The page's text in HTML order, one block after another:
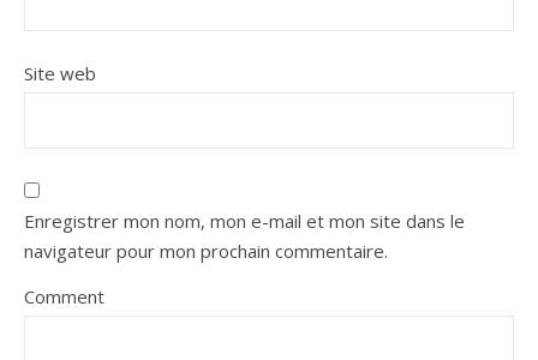
Site web
Enregistrer mon nom, mon e-mail et mon site dans le
navigateur pour mon prochain commentaire.
Comment